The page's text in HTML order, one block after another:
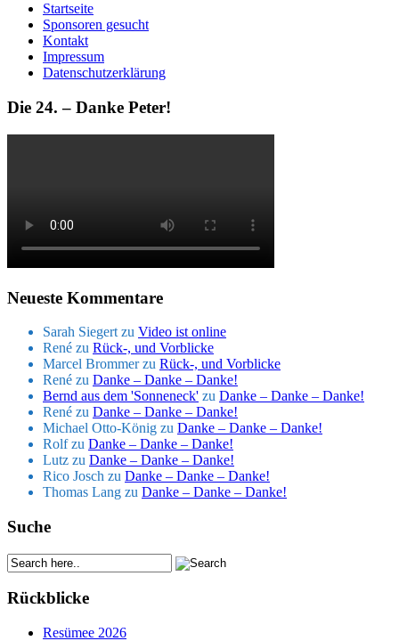
Startseite
Sponsoren gesucht
Kontakt
Impressum
Datenschutzerklärung
Die 24. – Danke Peter!
Neueste Kommentare
Sarah Siegert zu Video ist online
René zu Rück-, und Vorblicke
Marcel Brommerzu Rück-, und Vorblicke
René zu Danke – Danke – Danke!
Bernd aus dem 'Sonneneck' zu Danke – Danke – Danke!
René zu Danke – Danke – Danke!
Michael Otto-König zu Danke – Danke – Danke!
Rolfzu Danke – Danke – Danke!
Lutz zu Danke – Danke – Danke!
Rico Josch zu Danke – Danke – Danke!
Thomas Lang zu Danke – Danke – Danke!
Suche
Rückblicke
Resümee 2026